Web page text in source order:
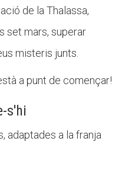
de la Thalassa,
set mars, superar
misteris junts.
a punt de començar!
s'hi
adaptades a la franja